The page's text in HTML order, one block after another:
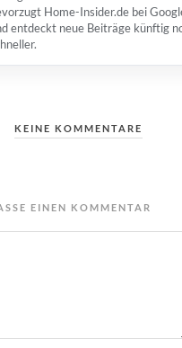
Home-Insider.de bei
entdeckt neue Beiträge künftig
KEINE KOMMENTARE
EINEN KOMMENTAR